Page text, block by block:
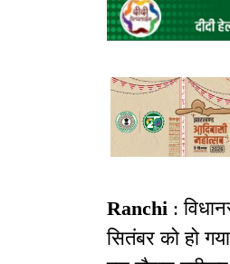
Ranchi :
सितंबर को हो